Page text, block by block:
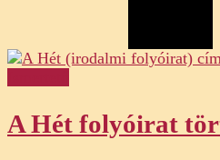
A Hét folyóirat